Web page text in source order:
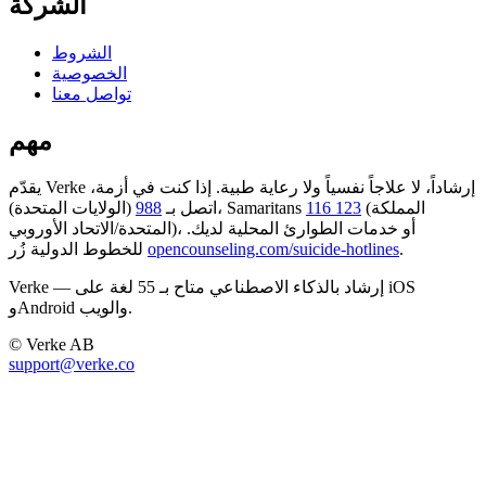
الشروط
الخصوصية
تواصل معنا
مهم
يقدّم Verke إرشاداً، لا علاجاً نفسياً ولا رعاية طبية. إذا كنت في أزمة،
اتصل بـ 988 (الولايات المتحدة)، Samaritans 116 123 (المملكة
المتحدة/الاتحاد الأوروبي)، أو خدمات الطوارئ المحلية لديك.
للخطوط الدولية زُر opencounseling.com/suicide-hotlines.
Verke — إرشاد بالذكاء الاصطناعي متاح بـ 55 لغة على iOS
وAndroid والويب.
© Verke AB
support@verke.co